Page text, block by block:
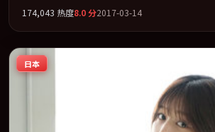
叙事、表演与视听上力求统一。定于 2017-08-
平台同步亮相，2017 年度话题片中口碑稳健，
物弧光的观众完整观看。
174,043 热度8.0分2017-03-14
日本